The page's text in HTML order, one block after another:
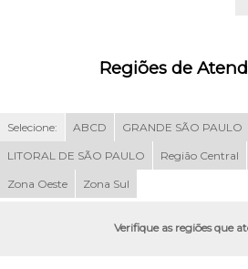
Regiões de
Selecione: ABCD GRANDE SÃO PAULO
LITORAL DE SÃO PAULO Região Central
Zona Oeste Zona Sul
Verifique as regiões que